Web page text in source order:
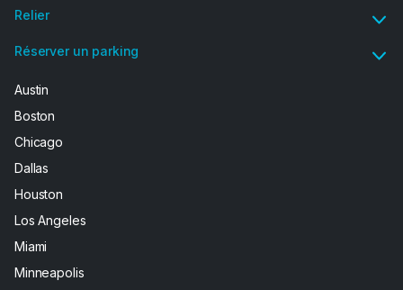
Relier
Réserver un parking
Austin
Boston
Chicago
Dallas
Houston
Los Angeles
Miami
Minneapolis